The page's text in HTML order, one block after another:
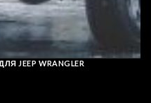
JEEP WRANGLER